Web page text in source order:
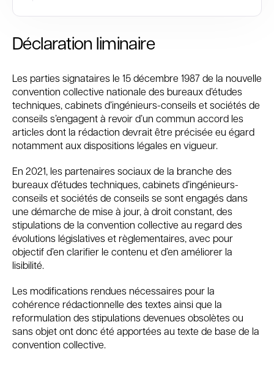
Déclaration liminaire
Les parties signataires le 15 décembre 1987 de la nouvelle
convention collective nationale des bureaux d’études
techniques, cabinets d’ingénieurs-conseils et sociétés de
conseils s’engagent à revoir d’un commun accord les
articles dont la rédaction devrait être précisée eu égard
notamment aux dispositions légales en vigueur.
En 2021, les partenaires sociaux de la branche des
bureaux d’études techniques, cabinets d’ingénieurs-
conseils et sociétés de conseils se sont engagés dans
une démarche de mise à jour, à droit constant, des
stipulations de la convention collective au regard des
évolutions législatives et règlementaires, avec pour
objectif d’en clarifier le contenu et d’en améliorer la
lisibilité.
Les modifications rendues nécessaires pour la
cohérence rédactionnelle des textes ainsi que la
reformulation des stipulations devenues obsolètes ou
sans objet ont donc été apportées au texte de base de la
convention collective.